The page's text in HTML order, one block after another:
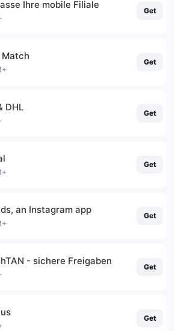
Ihre mobile Filiale
Get
Match
Get
DHL
Get
Get
an Instagram app
Get
- sichere Freigaben
Get
Get